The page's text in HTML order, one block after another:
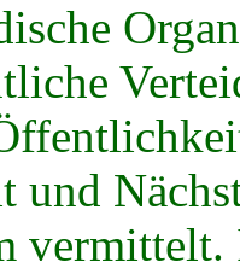
und
vermittelt.